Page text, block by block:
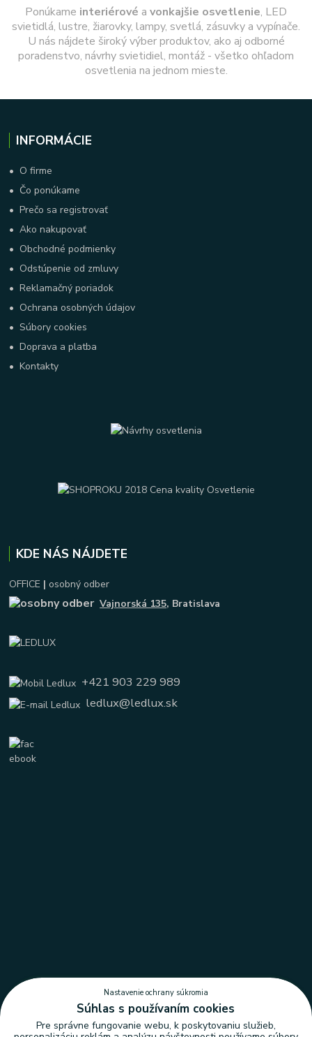
Ponúkame interiérové a vonkajšie osvetlenie, LED
svietidlá, lustre, žiarovky, lampy, svetlá, zásuvky a vypínače.
U nás nájdete široký výber produktov, ako aj odborné
poradenstvo, návrhy svietidiel, montáž - všetko ohľadom
osvetlenia na jednom mieste.
INFORMÁCIE
• O firme
• Čo ponúkame
•Prečo sa registrovať
•Ako nakupovať
• Obchodné podmienky
• Odstúpenie od zmluvy
•Reklamačný poriadok
• Ochrana osobných údajov
•Súbory cookies
•Doprava a platba
•Kontakty
KDE NÁS NÁJDETE
OFFICE | osobný odber
Vajnorská 135, Bratislava
+421 903 229 989
ledlux@ledlux.sk
Nastavenie ochrany súkromia
Súhlas s používaním cookies
Pre správne fungovanie webu, k poskytovaniu služieb,